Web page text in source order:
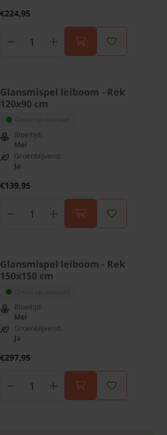
€224,95
Glansmispel leiboom - Rek
120x90 cm
Online op voorraad
Bloeitijd:
Mei
Groenblijvend:
Ja
€139,95
Glansmispel leiboom - Rek
150x150 cm
Online op voorraad
Bloeitijd:
Mei
Groenblijvend:
Ja
€297,95